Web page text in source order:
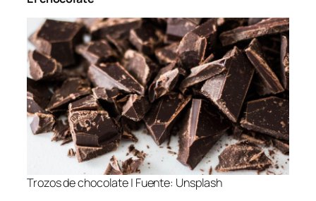
Trozos de chocolate | Fuente: Unsplash